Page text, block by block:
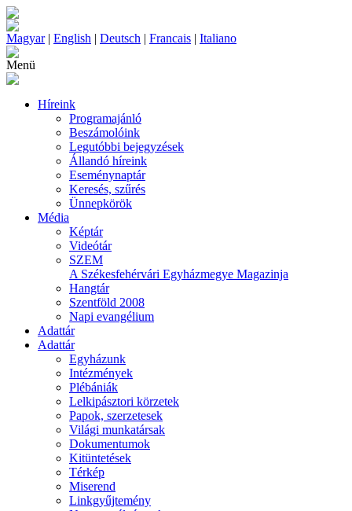
Magyar| English | Deutsch | Francais | Italiano
Menü
Híreink
Programajánló
Beszámolóink
Legutóbbi bejegyzések
Állandó híreink
Eseménynaptár
Keresés, szűrés
Ünnepkörök
Média
Képtár
Videótár
SZEM
A Székesfehérvári Egyházmegye Magazinja
Hangtár
Szentföld 2008
Napi evangélium
Adattár
Adattár
Egyházunk
Intézmények
Plébániák
Lelkipásztori körzetek
Papok, szerzetesek
Világi munkatársak
Dokumentumok
Kitüntetések
Térkép
Miserend
Linkgyűjtemény